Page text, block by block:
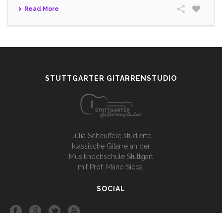
Read More 1
STUTTGARTER GITARRENSTUDIO
Julia Scheuffele studierte
klassische Gitarre an der
Musikhochschule Stuttgart
mit Prof. Mario Sicca.
SOCIAL